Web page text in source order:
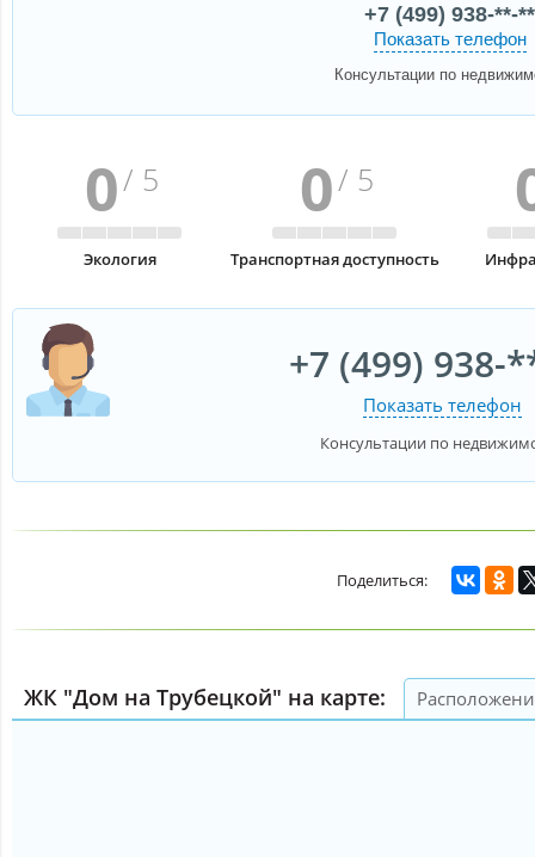
+7 (499) 938-**-**
Показать телефон
Консультации по
0/ 5
Экология
0/ 5
Транспортная доступность
+7 (499) 938-
Показать телефон
Консультации по
ЖК "Дом на Трубецкой" на карте: